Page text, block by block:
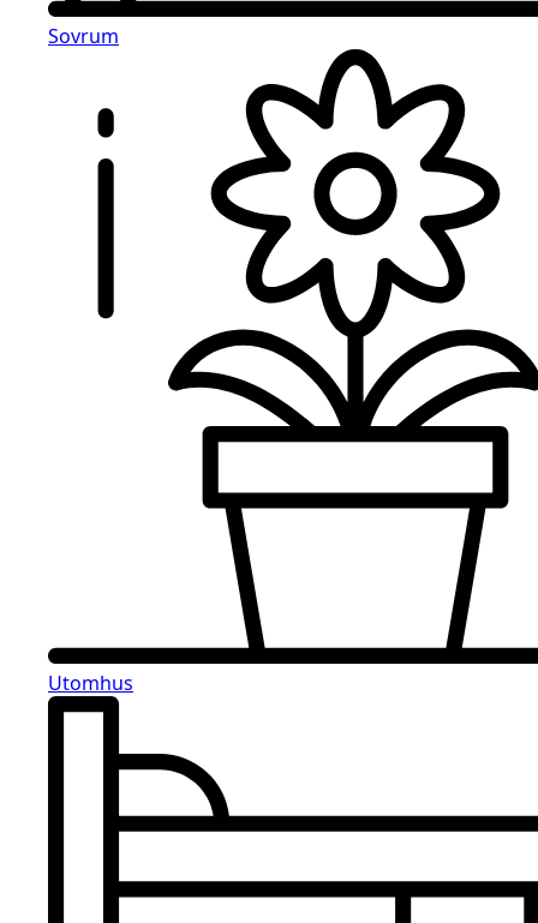
Sovrum
Utomhus